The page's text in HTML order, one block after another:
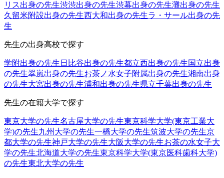
リス出身の先生渋渋出身の先生渋幕出身の先生灘出身の先生
久留米附設出身の先生西大和出身の先生ラ・サール出身の先
生
先生の出身高校で探す
学附出身の先生 日比谷出身の先生都立西出身の先生国立出身
の先生翠嵐出身の先生お茶ノ水女子附属出身の先生湘南出身
の先生大宮出身の先生浦和出身の先生県立千葉出身の先生
先生の在籍大学で探す
東京大学の先生名古屋大学の先生東京科学大学(東京工業大
学)の先生九州大学の先生一橋大学の先生筑波大学の先生京
都大学の先生神戸大学の先生大阪大学の先生お茶の水女子大
学の先生北海道大学の先生東京科学大学(東京医科歯科大学)
の先生東北大学の先生